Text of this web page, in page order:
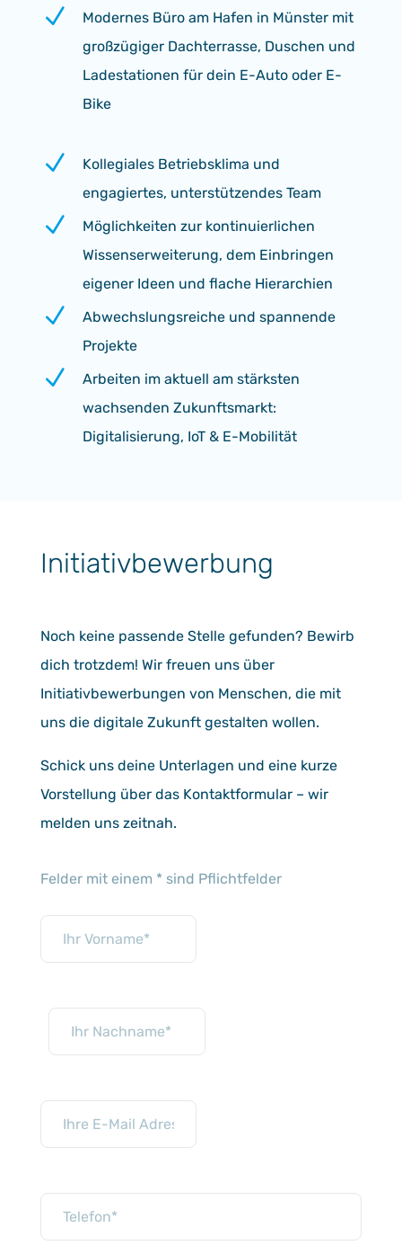
N
Modernes Büro am Hafen in Münster mit
großzügiger Dachterrasse, Duschen und
Ladestationen für dein E-Auto oder E-
Bike
N
Kollegiales Betriebsklima und
engagiertes, unterstützendes Team
N
Möglichkeiten zur kontinuierlichen
Wissenserweiterung, dem Einbringen
eigener Ideen und flache Hierarchien
N
Abwechslungsreiche und spannende
Projekte
N
Arbeiten im aktuell am stärksten
wachsenden Zukunftsmarkt:
Digitalisierung, IoT & E-Mobilität
Initiativbewerbung
Noch keine passende Stelle gefunden? Bewirb
dich trotzdem! Wir freuen uns über
Initiativbewerbungen von Menschen, die mit
uns die digitale Zukunft gestalten wollen.
Schick uns deine Unterlagen und eine kurze
Vorstellung über das Kontaktformular – wir
melden uns zeitnah.
Felder mit einem * sind Pflichtfelder